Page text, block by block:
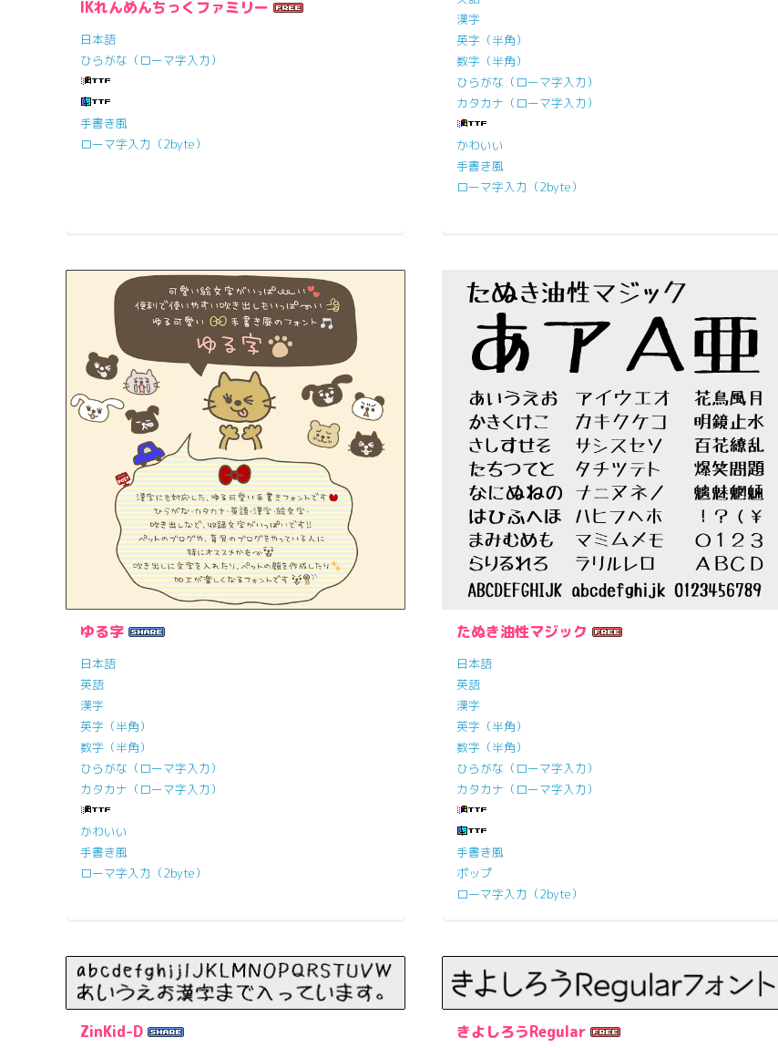
IKれんめんちっくファミリー
日本語
ひらがな（ローマ字入力）
手書き風
ローマ字入力（2byte）
漢字
英字（半角）
数字（半角）
ひらがな（ローマ字入力）
カタカナ（ローマ字入力）
かわいい
手書き風
ローマ字入力（2byte）
ゆる字
日本語
英語
漢字
英字（半角）
数字（半角）
ひらがな（ローマ字入力）
カタカナ（ローマ字入力）
かわいい
手書き風
ローマ字入力（2byte）
たぬき油性マジック
日本語
英語
漢字
英字（半角）
数字（半角）
ひらがな（ローマ字入力）
カタカナ（ローマ字入力）
手書き風
ポップ
ローマ字入力（2byte）
ZinKid-D きよしろうRegular